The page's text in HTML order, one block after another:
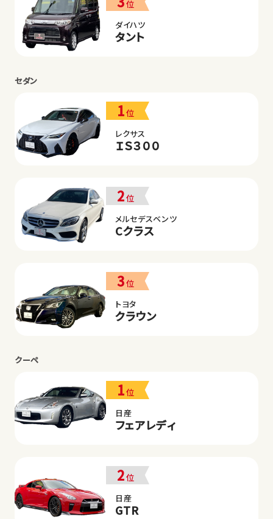
位
ダイハツ
タント
セダン
1位
レクサス
ＩＳ３００
2位
メルセデスベンツ
Cクラス
3位
トヨタ
クラウン
クーペ
1位
日産
フェアレディ
2位
日産
GTR